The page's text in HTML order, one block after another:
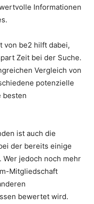
Informationen
von be2 hilft dabei,
Zeit bei der Suche.
Vergleich von
potenzielle
besten
ist auch die
der bereits einige
jedoch noch mehr
Mitgliedschaft
bewertet wird.